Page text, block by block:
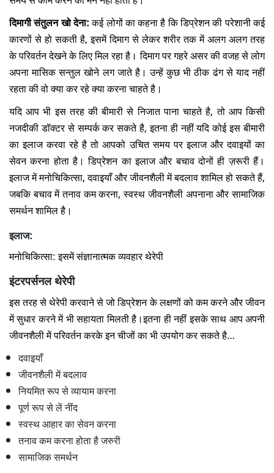
दिमागी संतुलन खो देना:कई लोगों का कहना है कि डिप्रेशन की परेशानी कई
कारणों से हो सकती है, इसमें दिमाग से लेकर शरीर तक में अलग अलग तरह
के परिवर्तन देखने के लिए मिल रहा है। दिमाग पर गहरे असर की वजह से लोग
अपना मासिक सन्तुल खोने लग जाते है। उन्हें कुछ भी ठीक ढंग से याद नहीं
रहता की वो क्या कर रहे क्या करना चाहते है।
यदि आप भी इस तरह की बीमारी से निजात पाना चाहते है, तो आप किसी
नजदीकी डॉक्टर से सम्पर्क कर सकते है, इतना ही नहीं यदि कोई इस बीमारी
का इलाज करवा रहे है तो आपको उचित समय पर इलाज और दवाइयों का
सेवन करना होता है। डिप्रेशन का इलाज और बचाव दोनों ही ज़रूरी हैं।
इलाज में मनोचिकित्सा, दवाइयाँ और जीवनशैली में बदलाव शामिल हो सकते हैं,
जबकि बचाव में तनाव कम करना, स्वस्थ जीवनशैली अपनाना और सामाजिक
समर्थन शामिल है।
इलाज:
मनोचिकित्सा:इसमें संज्ञानात्मक व्यवहार थेरेपी
इंटरपर्सनल थेरेपी
इस तरह से थेरेपी करवाने से जो डिप्रेशन के लक्षणों को कम करने और जीवन
में सुधार करने में भी सहायता मिलती है।इतना ही नहीं इसके साथ आप अपनी
जीवनशैली में परिवर्तन करके इन चीजों का भी उपयोग कर सकते है…
दवाइयाँ
जीवनशैली में बदलाव
नियमित रूप से व्यायाम करना
पूर्ण रूप से लें नींद
स्वस्थ आहार का सेवन करना
तनाव कम करना होता है जरुरी
सामाजिक समर्थन